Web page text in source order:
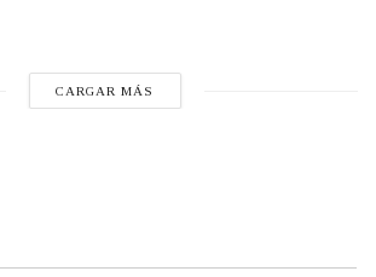
CARGAR MÁS